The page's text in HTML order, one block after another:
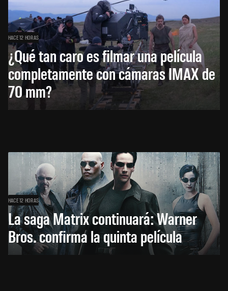
HACE 12 HORAS
¿Qué tan caro es filmar una película
completamente con cámaras IMAX de
70 mm?
HACE 12 HORAS
La saga Matrix continuará: Warner
Bros. confirma la quinta película